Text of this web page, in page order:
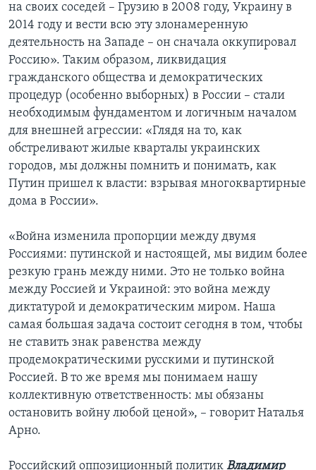
на своих соседей – Грузию в 2008 году, Украину в
2014 году и вести всю эту злонамеренную
деятельность на Западе – он сначала оккупировал
Россию». Таким образом, ликвидация
гражданского общества и демократических
процедур (особенно выборных) в России – стали
необходимым фундаментом и логичным началом
для внешней агрессии: «Глядя на то, как
обстреливают жилые кварталы украинских
городов, мы должны помнить и понимать, как
Путин пришел к власти: взрывая многоквартирные
дома в России».
«Война изменила пропорции между двумя
Россиями: путинской и настоящей, мы видим более
резкую грань между ними. Это не только война
между Россией и Украиной: это война между
диктатурой и демократическим миром. Наша
самая большая задача состоит сегодня в том, чтобы
не ставить знак равенства между
продемократическими русскими и путинской
Россией. В то же время мы понимаем нашу
коллективную ответственность: мы обязаны
остановить войну любой ценой», – говорит Наталья
Арно.
Российский оппозиционный политик Владимир